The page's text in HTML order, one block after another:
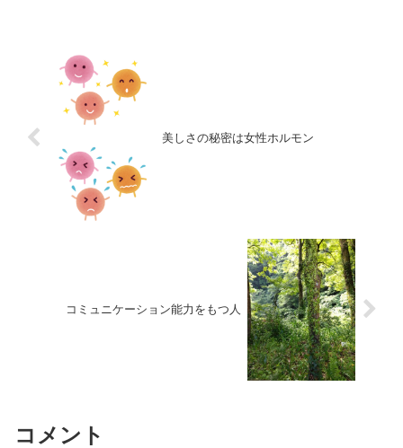
美しさの秘密は女性ホルモン
コミュニケーション能力をもつ人
コメント